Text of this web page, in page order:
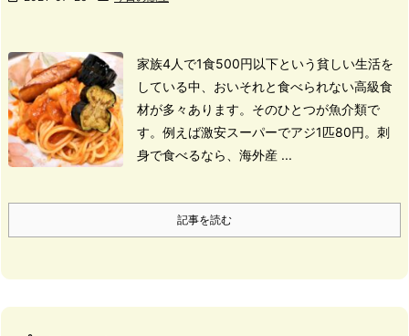
家族4人で1食500円以下という貧しい生活を
している中、 おいそれと食べられない高級食
材が多々あります。 そのひとつが魚介類で
す。 例えば激安スーパーでアジ1匹80円。 刺
身で食べるなら、海外産 ...
記事を読む